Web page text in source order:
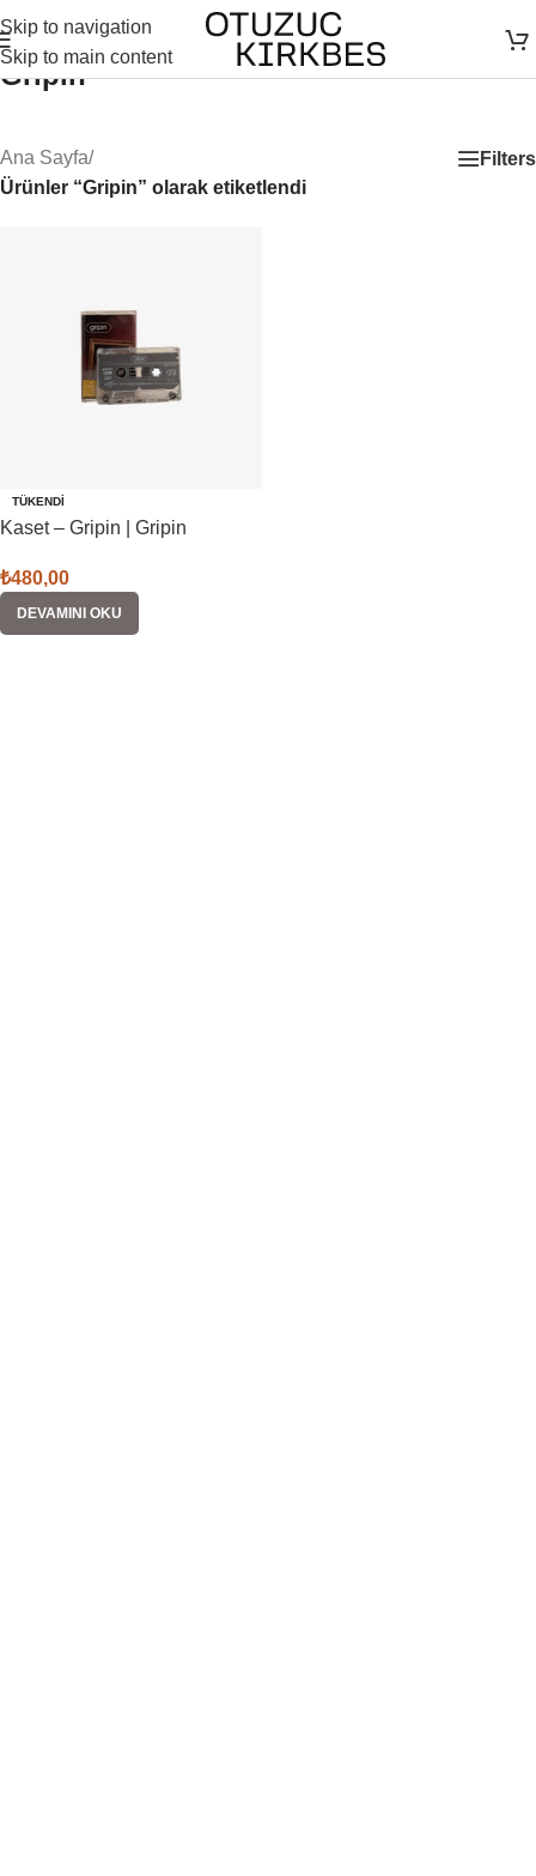
Skip to navigation
Skip to main content
Gripin
Ana Sayfa/
Ürünler “Gripin” olarak etiketlendi
Filters
TÜKENDI
Kaset – Gripin | Gripin
₺480,00
DEVAMINI OKU